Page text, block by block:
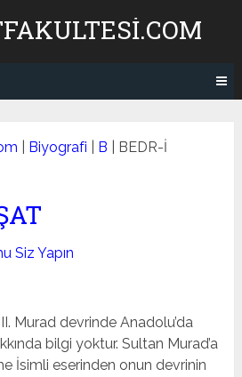
Biyografi B
BEDR-İ
Siz Yapın
Murad devrinde Anadolu’da
bilgi yoktur. Sultan Murad’a
İsimli eserinden onun devrinin